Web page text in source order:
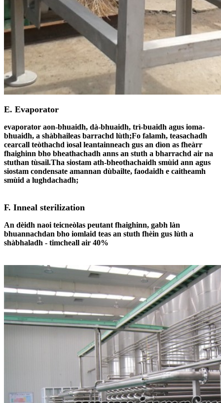
E. Evaporator
evaporator aon-bhuaidh, dà-bhuaidh, trì-buaidh agus ioma-
bhuaidh, a shàbhaileas barrachd lùth;Fo falamh, teasachadh
cearcall teòthachd ìosal leantainneach gus an dìon as fheàrr
fhaighinn bho bheathachadh anns an stuth a bharrachd air na
stuthan tùsail.Tha siostam ath-bheothachaidh smùid ann agus
siostam condensate amannan dùbailte, faodaidh e caitheamh
smùid a lughdachadh;
F. Inneal sterilization
An dèidh naoi teicneòlas peutant fhaighinn, gabh làn
bhuannachdan bho iomlaid teas an stuth fhèin gus lùth a
shàbhaladh - timcheall air 40%